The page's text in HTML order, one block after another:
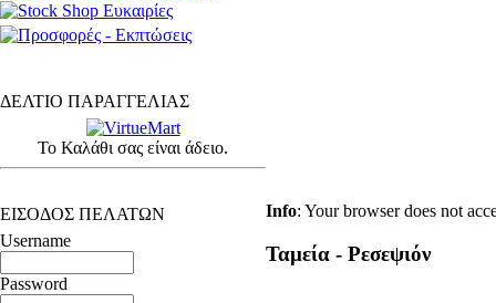
ΔΕΛΤΙΟ ΠΑΡΑΓΓΕΛΙΑΣ
Το Καλάθι σας είναι άδειο.
ΕΙΣΟΔΟΣ ΠΕΛΑΤΩΝ
Username
Password
Info: Your browser does not
Ταμεία - Ρεσεψιόν